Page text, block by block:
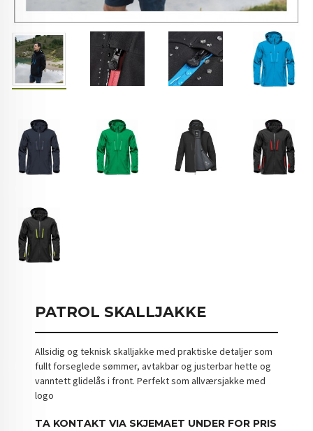
PATROL SKALLJAKKE
Allsidig og teknisk skalljakke med praktiske detaljer som
fullt forseglede sømmer, avtakbar og justerbar hette og
vanntett glidelås i front. Perfekt som allværsjakke med
logo
TA KONTAKT VIA SKJEMAET UNDER FOR PRIS